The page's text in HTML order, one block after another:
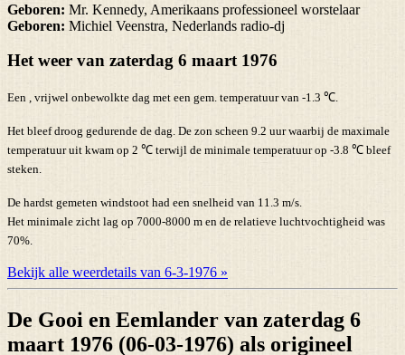
Geboren: Mr. Kennedy, Amerikaans professioneel worstelaar
Geboren: Michiel Veenstra, Nederlands radio-dj
Het weer van zaterdag 6 maart 1976
Een , vrijwel onbewolkte dag met een gem. temperatuur van -1.3 ℃.
Het bleef droog gedurende de dag. De zon scheen 9.2 uur waarbij de maximale
temperatuur uit kwam op 2 ℃ terwijl de minimale temperatuur op -3.8 ℃ bleef
steken.
De hardst gemeten windstoot had een snelheid van 11.3 m/s.
Het minimale zicht lag op 7000-8000 m en de relatieve luchtvochtigheid was
70%.
Bekijk alle weerdetails van 6-3-1976 »
De Gooi en Eemlander van zaterdag 6
maart 1976 (06-03-1976) als origineel